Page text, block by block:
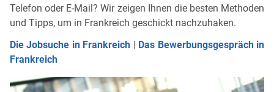
Telefon oder E-Mail? Wir zeigen Ihnen die besten Methoden
und Tipps, um in Frankreich geschickt nachzuhaken.
Die Jobsuche in Frankreich | Das Bewerbungsgespräch in
Frankreich